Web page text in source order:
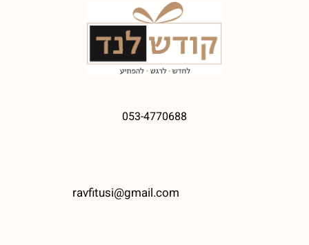
053-4770688